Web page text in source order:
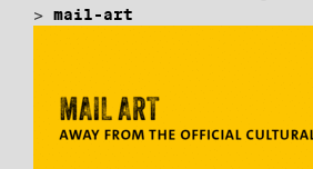
mail-art